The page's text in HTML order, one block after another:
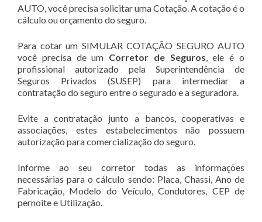
AUTO, você precisa solicitar uma Cotação. A cotação é o
cálculo ou orçamento do seguro.
Para cotar um SIMULAR COTAÇÃO SEGURO AUTO
você precisa de um Corretor de Seguros, ele é o
profissional autorizado pela Superintendência de
Seguros Privados (SUSEP) para intermediar a
contratação do seguro entre o segurado e a seguradora.
Evite a contratação junto a bancos, cooperativas e
associações, estes estabelecimentos não possuem
autorização para comercialização do seguro.
Informe ao seu corretor todas as informações
necessárias para o cálculo sendo: Placa, Chassi, Ano de
Fabricação, Modelo do Veículo, Condutores, CEP de
pernoite e Utilização.